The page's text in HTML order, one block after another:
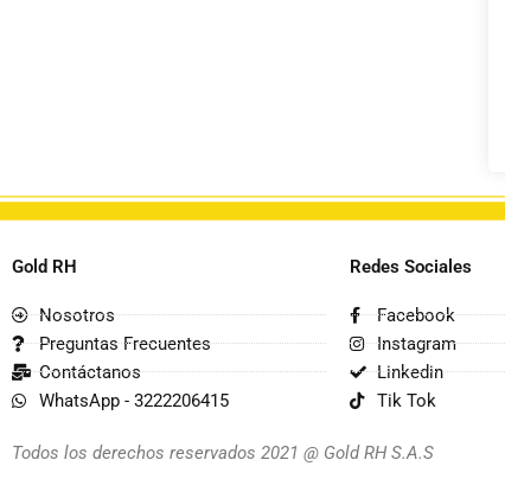
Gold RH
Nosotros
Preguntas Frecuentes
Contáctanos
WhatsApp - 3222206415
Redes Sociales
Facebook
Instagram
Linkedin
Tik Tok
Todos los derechos reservados 2021 @ Gold RH S.A.S